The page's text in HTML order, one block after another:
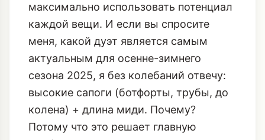
максимально использовать потенциал
каждой вещи. И если вы спросите
меня, какой дуэт является самым
актуальным для осенне-зимнего
сезона 2025, я без колебаний отвечу:
высокие сапоги (ботфорты, трубы, до
колена) + длина миди. Почему?
Потому что это решает главную